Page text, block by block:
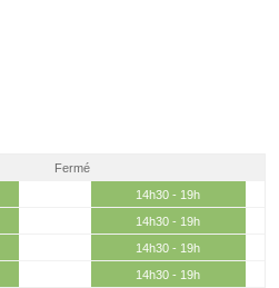
Fermé
14h30 - 19h
14h30 - 19h
14h30 - 19h
14h30 - 19h